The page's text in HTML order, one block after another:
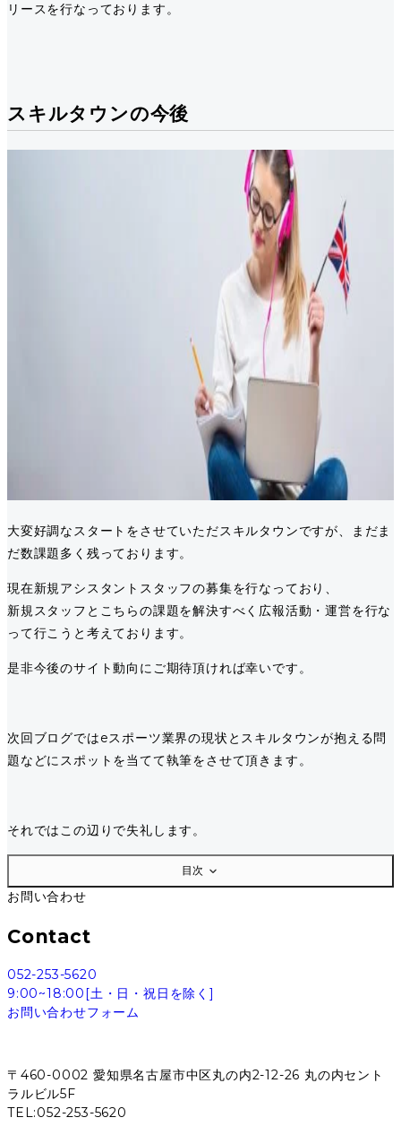
リースを行なっております。
スキルタウンの今後
大変好調なスタートをさせていただスキルタウンですが、まだま
だ数課題多く残っております。
現在新規アシスタントスタッフの募集を行なっており、
新規スタッフとこちらの課題を解決すべく広報活動・運営を行な
って行こうと考えております。
是非今後のサイト動向にご期待頂ければ幸いです。
次回ブログではeスポーツ業界の現状とスキルタウンが抱える問
題などにスポットを当てて執筆をさせて頂きます。
それではこの辺りで失礼します。
目次
お問い合わせ
Contact
052-253-5620
9:00~18:00[土・日・祝日を除く]
お問い合わせフォーム
〒460-0002 愛知県名古屋市中区丸の内2-12-26 丸の内セント
ラルビル5F
TEL:052-253-5620